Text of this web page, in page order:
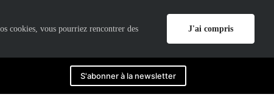
S'abonner à la newsletter
cookies, vous pourriez rencontrer des
J'ai compris